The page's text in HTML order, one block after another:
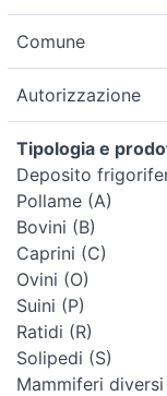
Comune
Autorizzazione
Tipologia e
Deposito
Pollame (A)
Bovini (B)
Caprini (C)
Ovini (O)
Suini (P)
Ratidi (R)
Solipedi (S)
Mammiferi